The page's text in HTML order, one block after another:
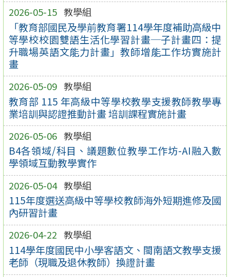
2026-05-15 教學組
「教育部國民及學前教育署114學年度補助高級中
等學校校園雙語生活化學習計畫─子計畫四：提
升職場英語文能力計畫」教師增能工作坊實施計
畫
2026-05-09 教學組
教育部 115 年高級中等學校教學支援教師教學專
業培訓與認證推動計畫 培訓課程實施計畫
2026-05-06 教學組
B4各領域/科目、議題數位教學工作坊-AI融入數
學領域互動教學實作
2026-05-04 教學組
115年度選送高級中等學校教師海外短期進修及國
內研習計畫
2026-04-22 教學組
114學年度國民中小學客語文、閩南語文教學支援
老師（現職及退休教師）換證計畫